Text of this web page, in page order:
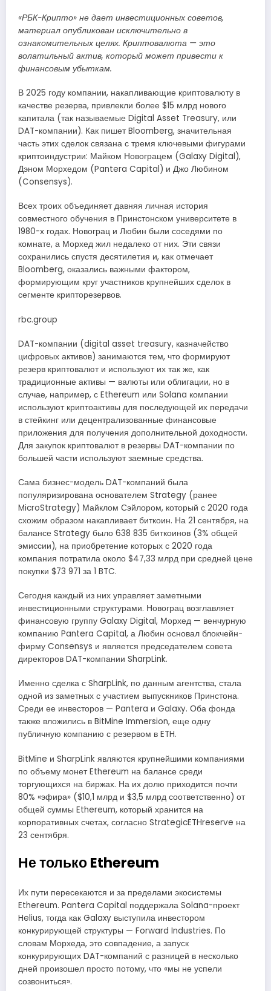
«РБК-Крипто» не дает инвестиционных советов,
материал опубликован исключительно в
ознакомительных целях. Криптовалюта — это
волатильный актив, который может привести к
финансовым убыткам.
В 2025 году компании, накапливающие криптовалюту в
качестве резерва, привлекли более $15 млрд нового
капитала (так называемые Digital Asset Treasury, или
DAT-компании). Как пишет Bloomberg, значительная
часть этих сделок связана с тремя ключевыми фигурами
криптоиндустрии: Майком Новограцем (Galaxy Digital),
Дэном Морхедом (Pantera Capital) и Джо Любином
(Consensys).
Всех троих объединяет давняя личная история
совместного обучения в Принстонском университете в
1980-х годах. Новограц и Любин были соседями по
комнате, а Морхед жил недалеко от них. Эти связи
сохранились спустя десятилетия и, как отмечает
Bloomberg, оказались важными фактором,
формирующим круг участников крупнейших сделок в
сегменте крипторезервов.
rbc.group
DAT-компании (digital asset treasury, казначейство
цифровых активов) занимаются тем, что формируют
резерв криптовалют и используют их так же, как
традиционные активы — валюты или облигации, но в
случае, например, с Ethereum или Solana компании
используют криптоактивы для последующей их передачи
в стейкинг или децентрализованные финансовые
приложения для получения дополнительной доходности.
Для закупок криптовалют в резервы DAT-компании по
большей части используют заемные средства.
Сама бизнес-модель DAT-компаний была
популяризирована основателем Strategy (ранее
MicroStrategy) Майклом Сэйлором, который с 2020 года
схожим образом накапливает биткоин. На 21 сентября, на
балансе Strategy было 638 835 биткоинов (3% общей
эмиссии), на приобретение которых с 2020 года
компания потратила около $47,33 млрд при средней цене
покупки $73 971 за 1 BTC.
Сегодня каждый из них управляет заметными
инвестиционными структурами. Новограц возглавляет
финансовую группу Galaxy Digital, Морхед — венчурную
компанию Pantera Capital, а Любин основал блокчейн-
фирму Consensys и является председателем совета
директоров DAT-компании SharpLink.
Именно сделка с SharpLink, по данным агентства, стала
одной из заметных с участием выпускников Принстона.
Среди ее инвесторов — Pantera и Galaxy. Оба фонда
также вложились в BitMine Immersion, еще одну
публичную компанию с резервом в ETH.
BitMine и SharpLink являются крупнейшими компаниями
по объему монет Ethereum на балансе среди
торгующихся на биржах. На их долю приходится почти
80% «эфира» ($10,1 млрд и $3,5 млрд соответственно) от
общей суммы Ethereum, который хранится на
корпоративных счетах, согласно StrategicETHreserve на
23 сентября.
Не только Ethereum
Их пути пересекаются и за пределами экосистемы
Ethereum. Pantera Capital поддержала Solana-проект
Helius, тогда как Galaxy выступила инвестором
конкурирующей структуры — Forward Industries. По
словам Морхеда, это совпадение, а запуск
конкурирующих DAT-компаний с разницей в несколько
дней произошел просто потому, что «мы не успели
созвониться».